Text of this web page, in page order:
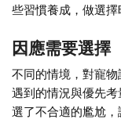
些習慣養成，做選擇
因應需要選擇
不同的情境，對寵
遇到的情況與優先
選了不合適的尷尬，